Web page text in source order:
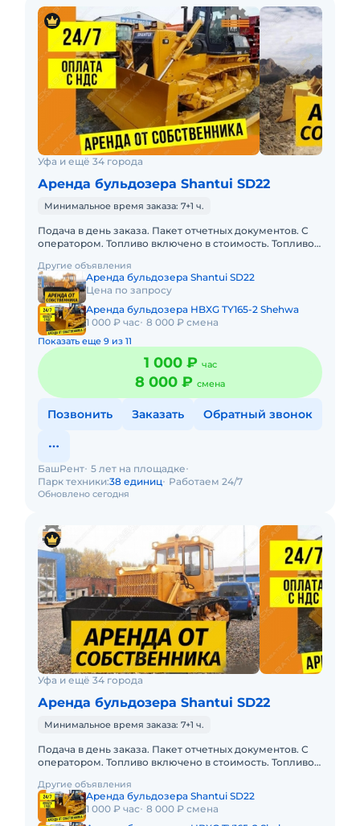
Уфа и ещё 34 города
Аренда бульдозера Shantui SD22
Минимальное время заказа: 7+1 ч.
Подача в день заказа. Пакет отчетных документов. С
оператором. Топливо включено в стоимость. Топливо
Краткосрочная а
Другие объявления
Аренда бульдозера Shantui SD22
Цена по запросу
Аренда бульдозера HBXG TY165-2 Shehwa
1 000 ₽ час 8 000 ₽ смена
Показать еще 9 из 11
1 000 ₽ час
8 000 ₽ смена
Позвонить Заказать Обратный звонок
Обновлено сегодня
БашРент 5 лет на площадке
Парк техники:38 единиц Работаем 24/7
Уфа и ещё 34 города
Аренда бульдозера Shantui SD22
Минимальное время заказа: 7+1 ч.
Подача в день заказа. Пакет отчетных документов. С
оператором. Топливо включено в стоимость. Топливо
Краткосрочная а
Другие объявления
Аренда бульдозера Shantui SD22
1 000 ₽ час 8 000 ₽ смена